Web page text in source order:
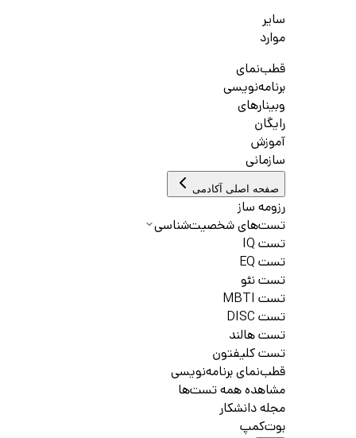
سایر
موارد
قطب‌نمای
برنامه‌نویسی
وبینارهای
رایگان
آموزش
سازمانی
صفحه اصلی آکادمی
رزومه ساز
تست‌های شخصیت‌شناسی
تست IQ
تست EQ
تست نئو
تست MBTI
تست DISC
تست هالند
تست کلیفتون
قطب‌نمای برنامه‌نویسی
مشاهده همه تست‌ها
مجله دانشکار
بوت‌کمپ